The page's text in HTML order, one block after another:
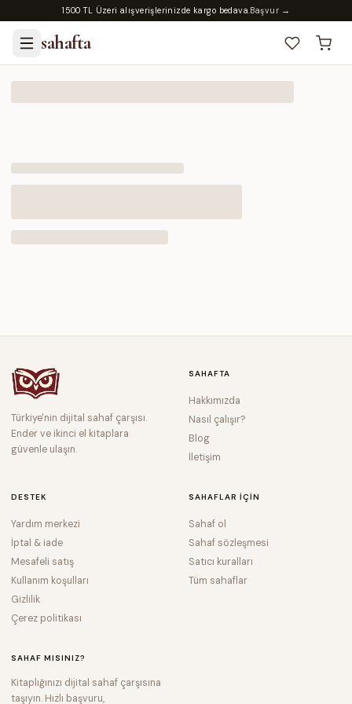
1500 TL Üzeri alışverişlerinizde kargo bedava.Başvur →
sahafta
Türkiye'nin dijital sahaf çarşısı.
Ender ve ikinci el kitaplara
güvenle ulaşın.
SAHAFTA
Hakkımızda
Nasıl çalışır?
Blog
İletişim
DESTEK
Yardım merkezi
İptal & iade
Mesafeli satış
Kullanım koşulları
Gizlilik
Çerez politikası
SAHAFLAR IÇIN
Sahaf ol
Sahaf sözleşmesi
Satıcı kuralları
Tüm sahaflar
SAHAF MISINIZ?
Kitaplığınızı dijital sahaf çarşısına
taşıyın. Hızlı başvuru,